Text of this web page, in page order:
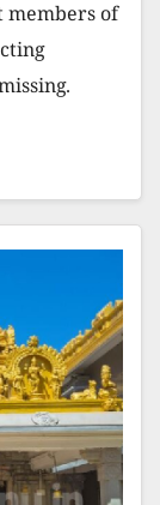
members of